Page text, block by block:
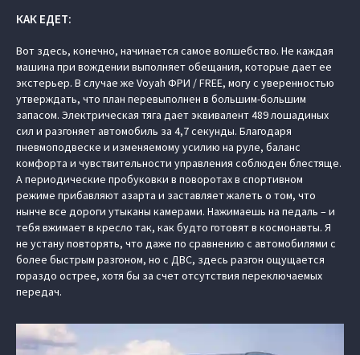
КАК ЕДЕТ:
Вот здесь, конечно, начинается самое волшебство. Не каждая
машина при вождении выполняет обещания, которые дает ее
экстерьер. В случае же Voyah ФРИ / FREE, могу с уверенностью
утверждать, что план перевыполнен в большим-большим
запасом. Электрическая тяга дает эквивалент 489 лошадиных
сил и разгоняет автомобиль за 4,7 секунды. Благодаря
пневмоподвеске и изменяемому усилию на руле, баланс
комфорта и чувствительности управления соблюден блестяще.
А периодические пробуковки в поворотах в спортивном
режиме прибавляют азарта и заставляет жалеть о том, что
нынче все дороги утыканы камерами. Нажимаешь на педаль – и
тебя вжимает в кресло так, как будто готовят в космонавты. Я
не устану повторять, что даже по сравнению с автомобилями с
более быстрым разгоном, но с ДВС, здесь разгон ощущается
гораздо острее, хотя бы за счет отсутствия переключаемых
передач.